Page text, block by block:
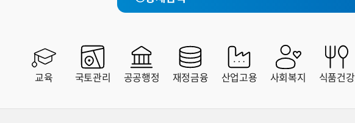
환경기상
교육 국토관리 공공행정 재정금융 산업고용 사회복지 식품건강